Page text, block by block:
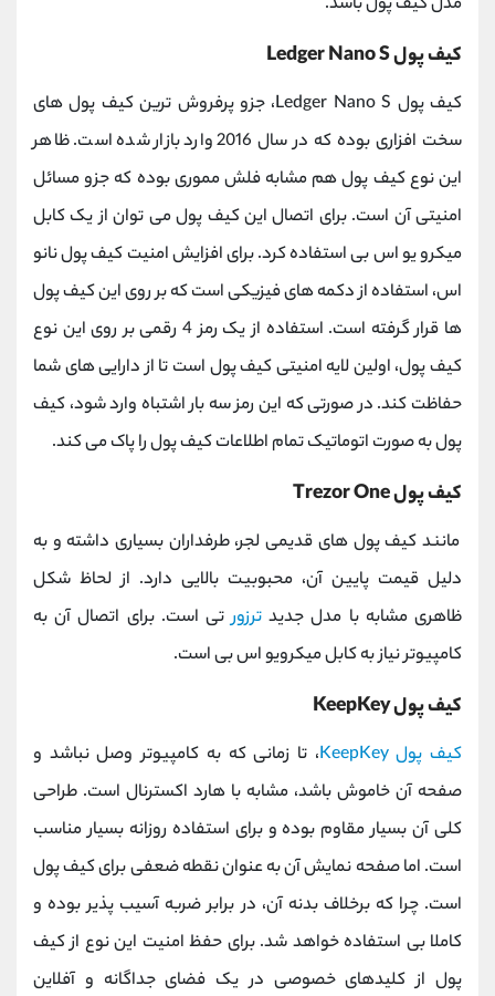
کیف پول Ledger Nano S
کیف پول Ledger Nano S، جزو پرفروش ترین کیف پول های
سخت افزاری بوده که در سال 2016 وارد بازار شده است. ظاهر
این نوع کیف پول هم مشابه فلش مموری بوده که جزو مسائل
امنیتی آن است. برای اتصال این کیف پول می توان از یک کابل
میکرو یو اس بی استفاده کرد. برای افزایش امنیت کیف پول نانو
اس، استفاده از دکمه های فیزیکی است که بر روی این کیف پول
ها قرار گرفته است. استفاده از یک رمز 4 رقمی بر روی این نوع
کیف پول، اولین لایه امنیتی کیف پول است تا از دارایی های شما
حفاظت کند. در صورتی که این رمز سه بار اشتباه وارد شود، کیف
پول به صورت اتوماتیک تمام اطلاعات کیف پول را پاک می کند.
کیف پول Trezor One
مانند کیف پول های قدیمی لجر، طرفداران بسیاری داشته و به
دلیل قیمت پایین آن، محبوبیت بالایی دارد. از لحاظ شکل
ظاهری مشابه با مدل جدید ترزورتی است. برای اتصال آن به
کامپیوتر نیاز به کابل میکرویو اس بی است.
کیف پول KeepKey
کیف پول KeepKey
، تا زمانی که به کامپیوتر وصل نباشد و
صفحه آن خاموش باشد، مشابه با هارد اکسترنال است. طراحی
کلی آن بسیار مقاوم بوده و برای استفاده روزانه بسیار مناسب
است. اما صفحه نمایش آن به عنوان نقطه ضعفی برای کیف پول
است. چرا که برخلاف بدنه آن، در برابر ضربه آسیب پذیر بوده و
کاملا بی استفاده خواهد شد. برای حفظ امنیت این نوع از کیف
پول از کلیدهای خصوصی در یک فضای جداگانه و آفلاین